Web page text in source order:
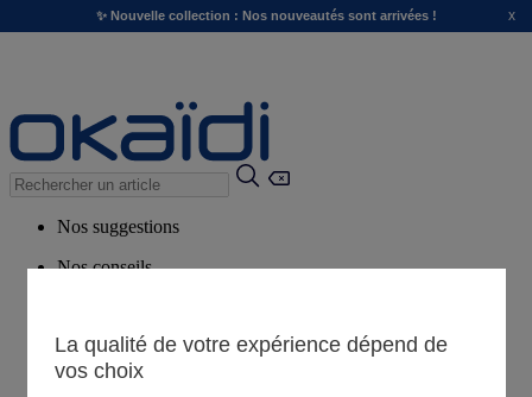
✨ Nouvelle collection : Nos nouveautés sont arrivées ! x
Nos suggestions
Nos conseils
La qualité de votre expérience dépend de
vos choix